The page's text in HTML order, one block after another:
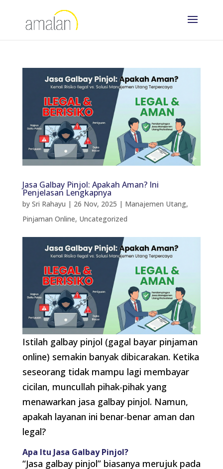
Jasa Galbay Pinjol: Apakah Aman? Ini
Penjelasan Lengkapnya
by Sri Rahayu | 26 Nov, 2025 | Manajemen Utang,
Pinjaman Online, Uncategorized
Istilah galbay pinjol (gagal bayar pinjaman
online) semakin banyak dibicarakan. Ketika
seseorang tidak mampu lagi membayar
cicilan, muncullah pihak-pihak yang
menawarkan jasa galbay pinjol. Namun,
apakah layanan ini benar-benar aman dan
legal?
Apa Itu Jasa Galbay Pinjol?
“Jasa galbay pinjol” biasanya merujuk pada